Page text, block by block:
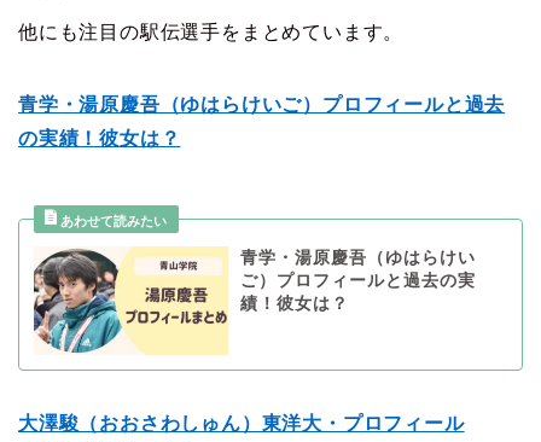
他にも注目の駅伝選手をまとめています。
青学・湯原慶吾（ゆはらけいご）プロフィールと過去
の実績！彼女は？
青学・湯原慶吾（ゆはらけい
ご）プロフィールと過去の実
績！彼女は？
大澤駿（おおさわしゅん）東洋大・プロフィール